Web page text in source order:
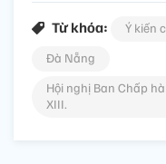
Từ khóa: Ý kiến
Đà Nẵng
Hội nghị Ban Chấp
XIII.